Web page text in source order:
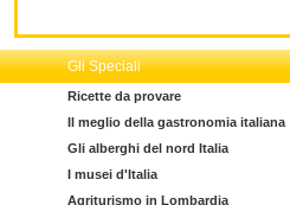
Gli Speciali
Ricette da provare
Il meglio della gastronomia italiana
Gli alberghi del nord Italia
I musei d'Italia
Agriturismo in Lombardia